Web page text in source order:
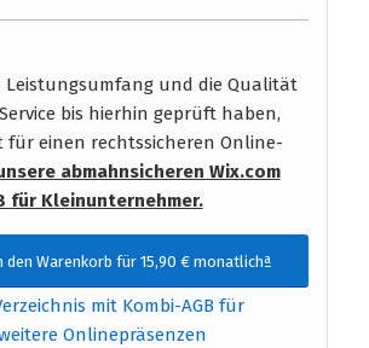
Leistungsumfang und die Qualität
bis hierhin geprüft haben,
für einen rechtssicheren Online-
abmahnsicheren Wix.com
für Kleinunternehmer.
den Warenkorb für 15,90 € monatlichª
mit Kombi-AGB für
Onlinepräsenzen